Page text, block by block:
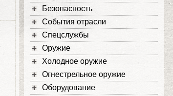
Безопасность
События отрасли
Спецслужбы
Оружие
Холодное оружие
Огнестрельное оружие
Оборудование